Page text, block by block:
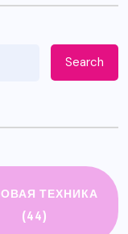
Search
ТЕХНИКА
(44)